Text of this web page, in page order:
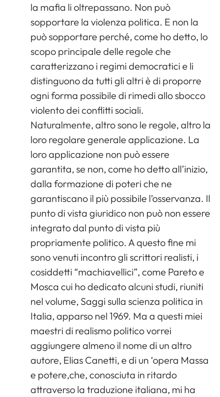
la mafia li oltrepassano. Non può
sopportare la violenza politica. E non la
può sopportare perché, come ho detto, lo
scopo principale delle regole che
caratterizzano i regimi democratici e li
distinguono da tutti gli altri è di proporre
ogni forma possibile di rimedi allo sbocco
violento dei conflitti sociali.
Naturalmente, altro sono le regole, altro la
loro regolare generale applicazione. La
loro applicazione non può essere
garantita, se non, come ho detto all’inizio,
dalla formazione di poteri che ne
garantiscano il più possibile l’osservanza. Il
punto di vista giuridico non può non essere
integrato dal punto di vista più
propriamente politico. A questo fine mi
sono venuti incontro gli scrittori realisti, i
cosiddetti “machiavellici”, come Pareto e
Mosca cui ho dedicato alcuni studi, riuniti
nel volume, Saggi sulla scienza politica in
Italia, apparso nel 1969. Ma a questi miei
maestri di realismo politico vorrei
aggiungere almeno il nome di un altro
autore, Elias Canetti, e di un ‘opera Massa
e potere,che, conosciuta in ritardo
attraverso la traduzione italiana, mi ha